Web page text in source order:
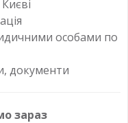
особами по
документи
зараз